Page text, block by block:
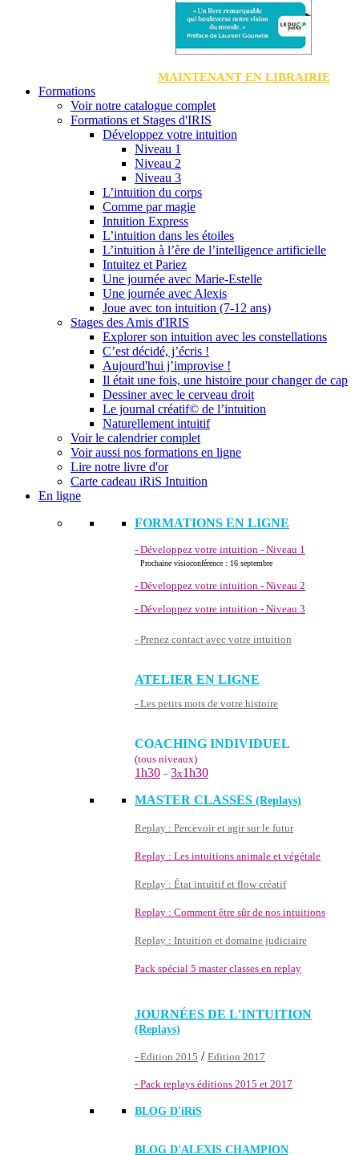
MAINTENANT EN LIBRAIRIE
Formations
Voir notre catalogue complet
Formations et Stages d'IRIS
Développez votre intuition
Niveau 1
Niveau 2
Niveau 3
L’intuition du corps
Comme par magie
Intuition Express
L’intuition dans les étoiles
L’intuition à l’ère de l’intelligence artificielle
Intuitez et Pariez
Une journée avec Marie-Estelle
Une journée avec Alexis
Joue avec ton intuition (7-12 ans)
Stages des Amis d'IRIS
Explorer son intuition avec les constellations
C’est décidé, j’écris !
Aujourd'hui j’improvise !
Il était une fois, une histoire pour changer de cap
Dessiner avec le cerveau droit
Le journal créatif© de l’intuition
Naturellement intuitif
Voir le calendrier complet
Voir aussi nos formations en ligne
Lire notre livre d'or
Carte cadeau iRiS Intuition
En ligne
FORMATIONS EN LIGNE
- Développez votre intuition - Niveau 1
Prochaine visioconférence : 16 septembre
- Développez votre intuition - Niveau 2
- Développez votre intuition - Niveau 3
- Prenez contact avec votre intuition
ATELIER EN LIGNE
- Les petits mots de votre histoire
COACHING INDIVIDUEL
(tous niveaux)
1h30 - 3x1h30
MASTER CLASSES (Replays)
Replay : Percevoir et agir sur le futur
Replay : Les intuitions animale et végétale
Replay : État intuitif et flow créatif
Replay : Comment être sûr de nos intuitions
Replay : Intuition et domaine judiciaire
Pack spécial 5 master classes en replay
JOURNÉES DE L'INTUITION
(Replays)
- Edition 2015 / Edition 2017
- Pack replays éditions 2015 et 2017
BLOG D'iRiS
BLOG D'ALEXIS CHAMPION